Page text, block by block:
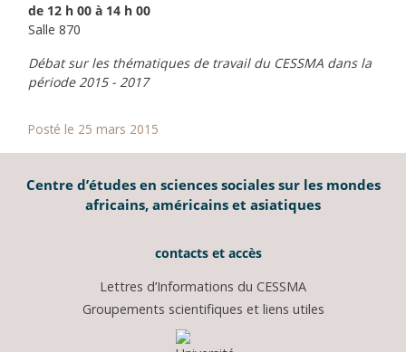
de 12 h 00 à 14 h 00
Salle 870
Débat sur les thématiques de travail du CESSMA dans la
période 2015 - 2017
Posté le 25 mars 2015
Centre d’études en sciences sociales sur les mondes
africains, américains et asiatiques
contacts et accès
Lettres d’Informations du CESSMA
Groupements scientifiques et liens utiles